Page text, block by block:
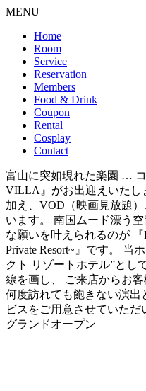
MENU
Home
Room
Service
Reservation
Members
Food & Drink
Coupon
Rental
Cosplay
Contact
富山に突如現れた楽園 …
VILLA』がお出迎えいたし
加え、VOD（映画見放題
います。 南国ムード漂う
な願いを叶えられるのが
Private Resort~』です。 当
クト リゾートホテル”とし
線を画し、 ご来店からお
何度訪れても飽きない演出
ビスをご用意させていただ
グランドオープン